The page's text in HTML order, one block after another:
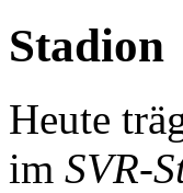
Stadion
Heute
im SVR-